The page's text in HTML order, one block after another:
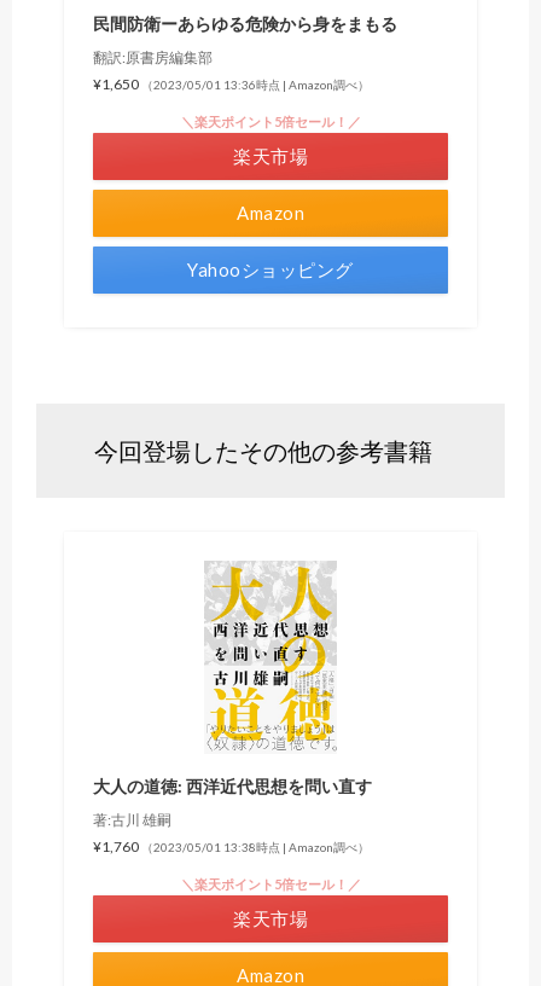
民間防衛ーあらゆる危険から身をまもる
翻訳:原書房編集部
¥1,650
（2023/05/01 13:36時点 | Amazon調べ）
Amazon
＼楽天ポイント5倍セール！／
楽天市場
Yahooショッピング
今回登場したその他の参考書籍
大人の道徳: 西洋近代思想を問い直す
著:古川 雄嗣
¥1,760
（2023/05/01 13:38時点 | Amazon調べ）
Amazon
＼楽天ポイント5倍セール！／
楽天市場